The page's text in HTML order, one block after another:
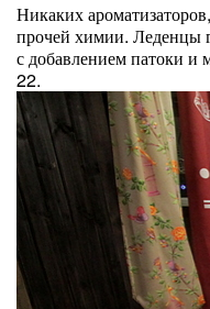
Никаких
прочей химии. Леденцы
с добавлением патоки и
22.